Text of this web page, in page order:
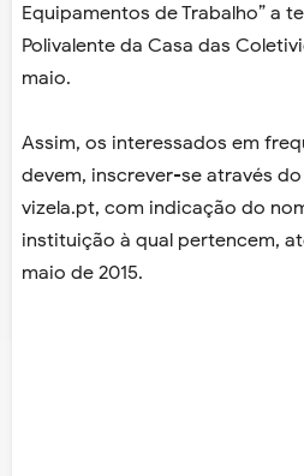
Equipamentos de Trabalho” a
Polivalente da Casa das
maio.
Assim, os interessados em
devem, inscrever-se através
vizela.pt, com indicação do
instituição à qual pertencem,
maio de 2015.